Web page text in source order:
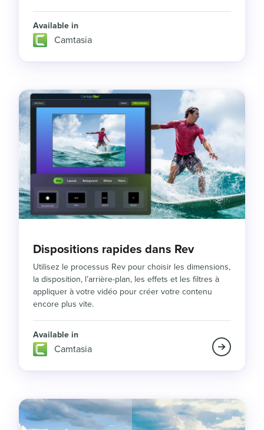
Available in
Camtasia
Dispositions rapides dans Rev
Utilisez le processus Rev pour choisir les dimensions,
la disposition, l’arrière-plan, les effets et les filtres à
appliquer à votre vidéo pour créer votre contenu
encore plus vite.
Available in
Camtasia